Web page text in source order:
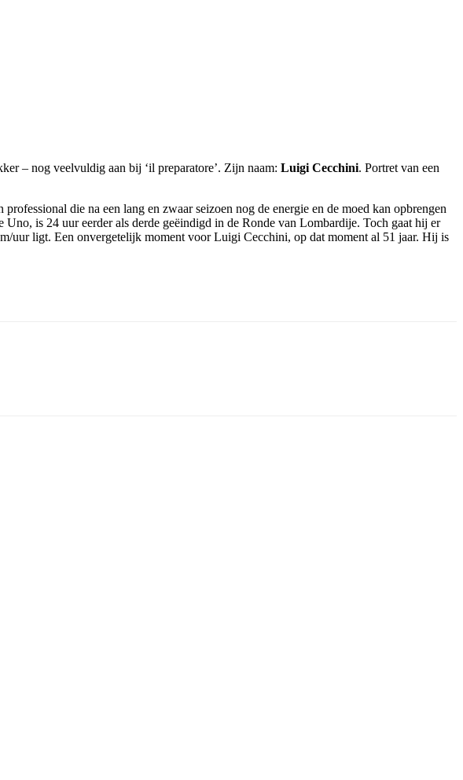
– nog veelvuldig aan bij ‘il preparatore’. Zijn naam: Luigi Cecchini. Portret van een
die na een lang en zwaar seizoen nog de energie en de moed kan opbrengen
is 24 uur eerder als derde geëindigd in de Ronde van Lombardije. Toch gaat hij er
uur ligt. Een onvergetelijk moment voor Luigi Cecchini, op dat moment al 51 jaar. Hij is